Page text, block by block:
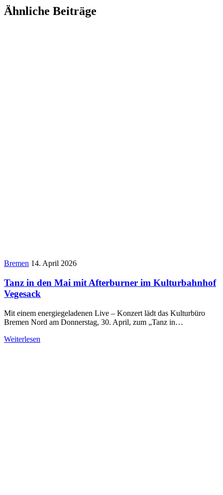
Ähnliche Beiträge
Bremen 14. April 2026
Tanz in den Mai mit Afterburner im Kulturbahnhof
Vegesack
Mit einem energiegeladenen Live – Konzert lädt das Kulturbüro
Bremen Nord am Donnerstag, 30. April, zum „Tanz in…
Weiterlesen